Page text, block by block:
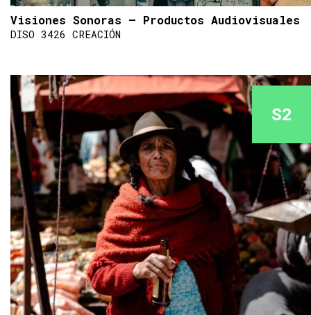
Visiones Sonoras – Productos Audiovisuales
DISO 3426 CREACIÓN
S2